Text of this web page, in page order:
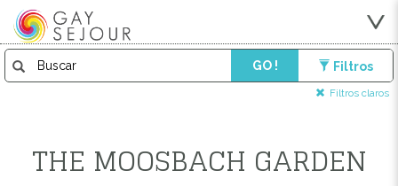
GO ! Filtros
Filtros claros
THE MOOSBACH GARDEN